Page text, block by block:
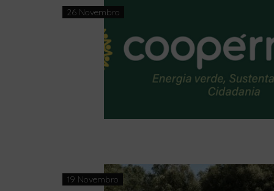
26 Novembro
19 Novembro